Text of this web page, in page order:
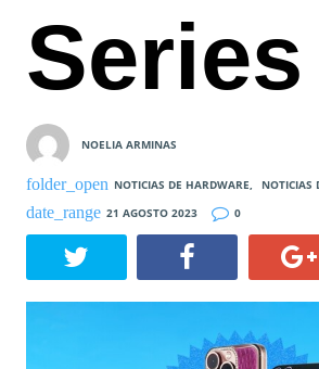
NOELIA ARMINAS
NOTICIAS DE HARDWARE,
NOTICIAS
21 AGOSTO 2023
0